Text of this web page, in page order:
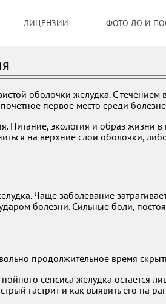
ЛИЦЕНЗИИ ФОТО ДО И
оболочки желудка. С
первое место среди
экология и образ жизни
на верхние слои оболочки,
Чаще заболевание
болезни. Сильные боли,
продолжительное время
сепсиса желудка
гастрит и как выявить его на